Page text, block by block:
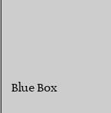
Blue Box